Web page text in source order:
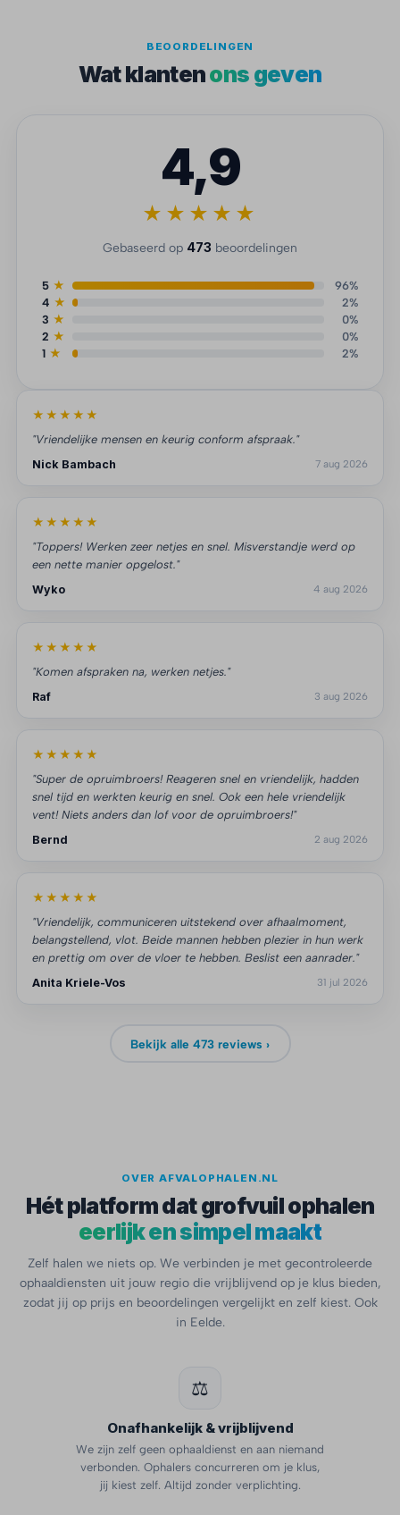
BEOORDELINGEN
Wat klantenons geven
4,9
★★★★★
Gebaseerd op 473 beoordelingen
5 ★
96%
4 ★
2%
3 ★
0%
2 ★
0%
1 ★ 2%
★★★★★
"Vriendelijke mensen en keurig conform afspraak."
Nick Bambach
7 aug 2026
★★★★★
"Toppers! Werken zeer netjes en snel. Misverstandje werd op
een nette manier opgelost."
Wyko
4 aug 2026
★★★★★
"Komen afspraken na, werken netjes."
Raf
3 aug 2026
★★★★★
"Super de opruimbroers! Reageren snel en vriendelijk, hadden
snel tijd en werkten keurig en snel. Ook een hele vriendelijk
vent! Niets anders dan lof voor de opruimbroers!"
Bernd
2 aug 2026
★★★★★
"Vriendelijk, communiceren uitstekend over afhaalmoment,
belangstellend, vlot. Beide mannen hebben plezier in hun werk
en prettig om over de vloer te hebben. Beslist een aanrader."
Anita Kriele-Vos
31 jul 2026
Bekijk alle 473 reviews ›
OVER AFVALOPHALEN.NL
Hét platform dat grofvuil ophalen
eerlijk en simpel maakt
Zelf halen we niets op. We verbinden je met gecontroleerde
ophaaldiensten uit jouw regio die vrijblijvend op je klus bieden,
zodat jij op prijs en beoordelingen vergelijkt en zelf kiest. Ook
in Eelde.
⚖️
Onafhankelijk & vrijblijvend
We zijn zelf geen ophaaldienst en aan niemand
verbonden. Ophalers concurreren om je klus,
jij kiest zelf. Altijd zonder verplichting.